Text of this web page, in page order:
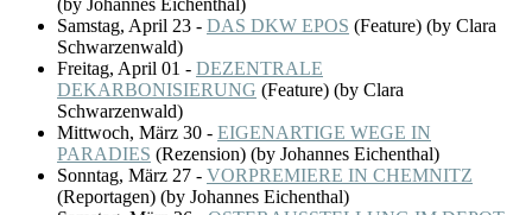
(by Johannes Eichenthal)
Samstag, April 23 - DAS DKW EPOS (Feature) (by Clara
Schwarzenwald)
Freitag, April 01 - DEZENTRALE
DEKARBONISIERUNG (Feature) (by Clara
Schwarzenwald)
Mittwoch, März 30 - EIGENARTIGE WEGE IN
PARADIES (Rezension) (by Johannes Eichenthal)
Sonntag, März 27 - VORPREMIERE IN CHEMNITZ
(Reportagen) (by Johannes Eichenthal)